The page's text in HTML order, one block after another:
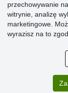
» Dlaczego
» Najczęściej
Zakup
przechowywanie
witrynie, analizę
marketingowe.
wyrazisz na to